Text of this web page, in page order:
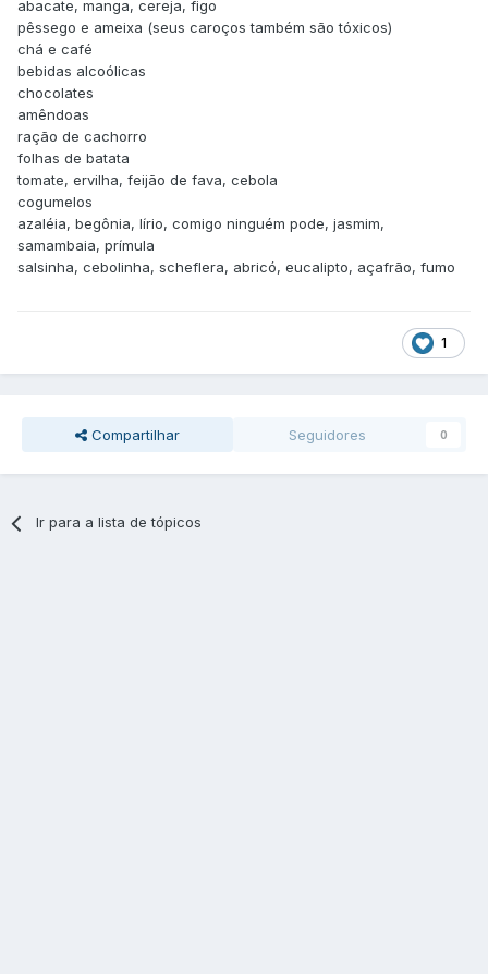
abacate, manga, cereja, figo
pêssego e ameixa (seus caroços também são tóxicos)
chá e café
bebidas alcoólicas
chocolates
amêndoas
ração de cachorro
folhas de batata
tomate, ervilha, feijão de fava, cebola
cogumelos
azaléia, begônia, lírio, comigo ninguém pode, jasmim,
samambaia, prímula
salsinha, cebolinha, scheflera, abricó, eucalipto, açafrão, fumo
1
Compartilhar Seguidores 0
Ir para a lista de tópicos